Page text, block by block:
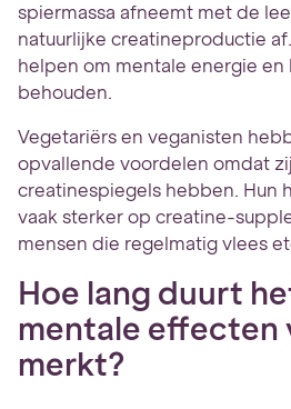
spiermassa afneemt met de
natuurlijke creatineproductie
helpen om mentale energie
behouden.
Vegetariërs en veganisten
opvallende voordelen omdat
creatinespiegels hebben. Hun
vaak sterker op creatine-
mensen die regelmatig vlees
Hoe lang duurt
mentale effecten
merkt?